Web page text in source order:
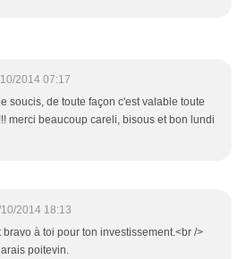
2014 07:17
soucis, de toute façon c'est valable toute
merci beaucoup careli, bisous et bon lundi
2014 18:13
bravo à toi pour ton investissement.<br />
poitevin.